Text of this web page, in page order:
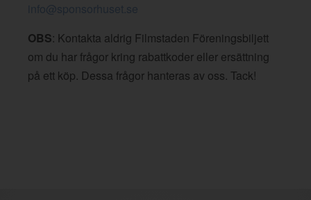
info@sponsorhuset.se
OBS: Kontakta aldrig Filmstaden Föreningsbiljett
om du har frågor kring rabattkoder eller ersättning
på ett köp. Dessa frågor hanteras av oss. Tack!